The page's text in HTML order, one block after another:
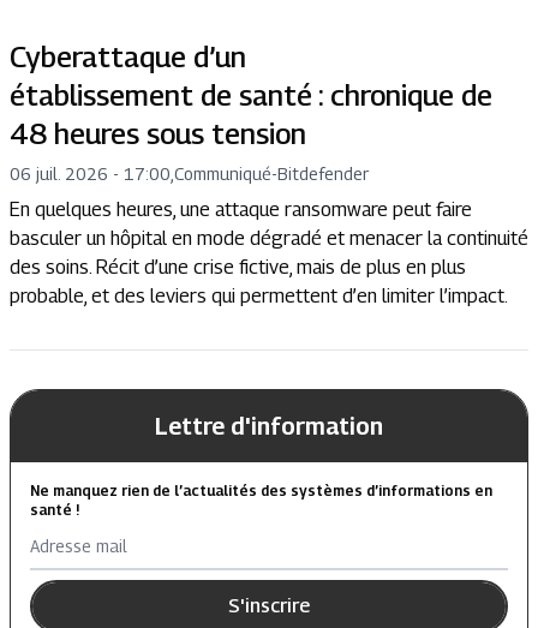
Cyberattaque d’un
établissement de santé : chronique de
48 heures sous tension
06 juil. 2026 - 17:00 Communiqué-Bitdefender
En quelques heures, une attaque ransomware peut faire
basculer un hôpital en mode dégradé et menacer la continuité
des soins. Récit d’une crise fictive, mais de plus en plus
probable, et des leviers qui permettent d’en limiter l’impact.
Lettre d'information
Ne manquez rien de l’actualités des systèmes d’informations en
santé !
Adresse mail
S'inscrire